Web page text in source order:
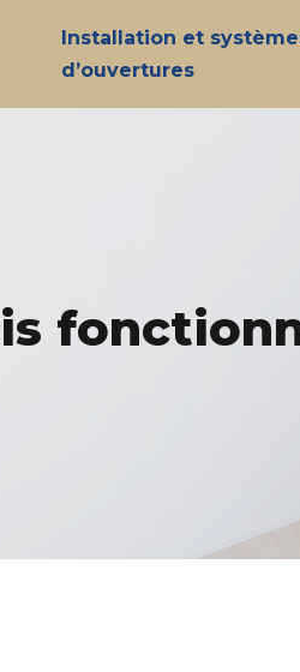
Installation et
d’ouvertures